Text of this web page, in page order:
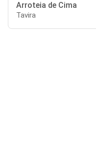
Arroteia de Cima
Tavira